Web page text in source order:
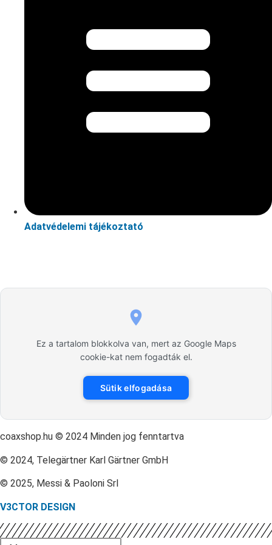
Adatvédelemi tájékoztató
Ez a tartalom blokkolva van, mert az Google Maps
cookie-kat nem fogadták el.
Sütik elfogadása
coaxshop.hu © 2024 Minden jog fenntartva
© 2024, Telegärtner Karl Gärtner GmbH
© 2025, Messi & Paoloni Srl
V3CTOR DESIGN